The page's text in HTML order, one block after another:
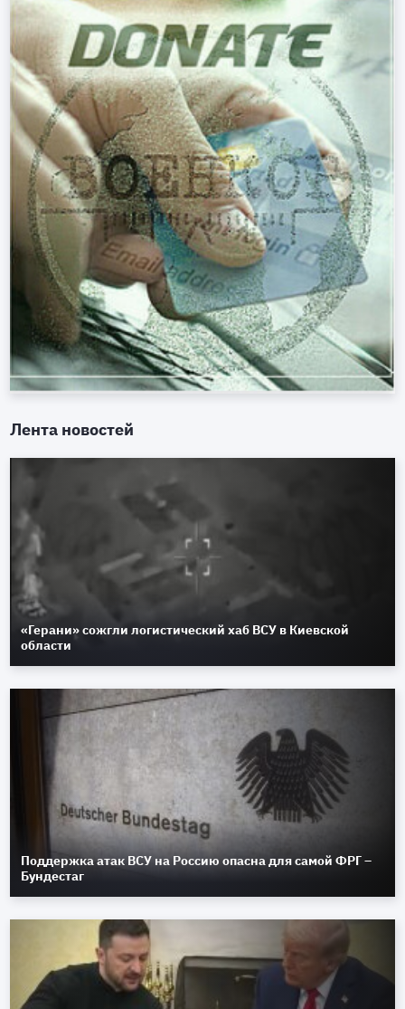
Лента новостей
«Герани» сожгли логистический хаб ВСУ в Киевской
области
Поддержка атак ВСУ на Россию опасна для самой ФРГ –
Бундестаг